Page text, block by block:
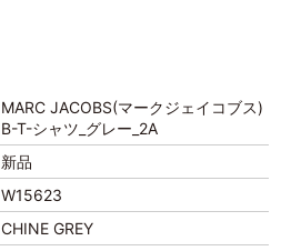
MARC JACOBS(マークジェイコブス)
B-T-シャツ_グレー_2A
新品
W15623
CHINE GREY